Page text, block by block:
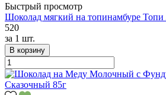
Быстрый просмотр
Шоколад мягкий на топинамбуре
520
за 1 шт.
В корзину